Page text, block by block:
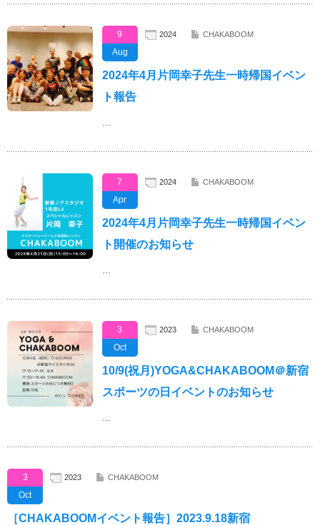
9
Aug
2024 CHAKABOOM
2024年4月片岡幸子先生一時帰国イベン
ト報告
…
7
Apr
2024 CHAKABOOM
2024年4月片岡幸子先生一時帰国イベン
ト開催のお知らせ
…
3
Oct
2023 CHAKABOOM
10/9(祝月)YOGA&CHAKABOOM＠新宿
スポーツの日イベントのお知らせ
…
3
Oct
2023 CHAKABOOM
［CHAKABOOMイベント報告］2023.9.18新宿